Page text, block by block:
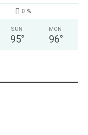
0 %
SUN
95°
MON
96°